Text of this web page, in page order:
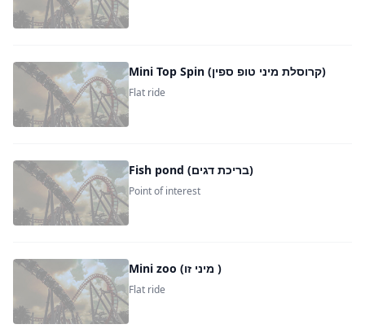
Mini Top Spin (קרוסלת מיני טופ ספין)
Flat ride
Fish pond (בריכת דגים)
Point of interest
Mini zoo (מיני זו )
Flat ride